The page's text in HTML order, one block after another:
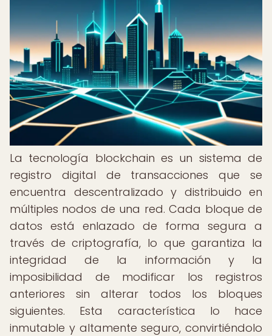
La tecnología blockchain es un sistema de
registro digital de transacciones que se
encuentra descentralizado y distribuido en
múltiples nodos de una red. Cada bloque de
datos está enlazado de forma segura a
través de criptografía, lo que garantiza la
integridad de la información y la
imposibilidad de modificar los registros
anteriores sin alterar todos los bloques
siguientes. Esta característica lo hace
inmutable y altamente seguro, convirtiéndolo